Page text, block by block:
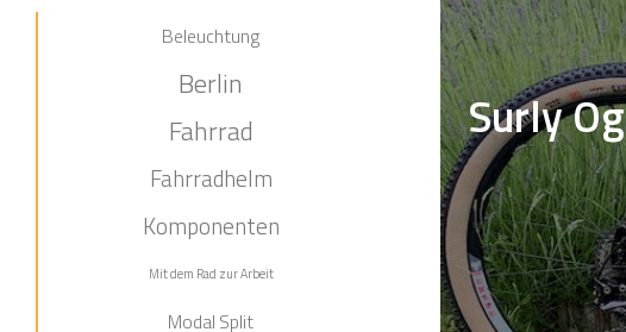
Surly
Beleuchtung
Berlin
Fahrrad
Fahrradhelm
Komponenten
Mit dem Rad zur Arbeit
Modal Split